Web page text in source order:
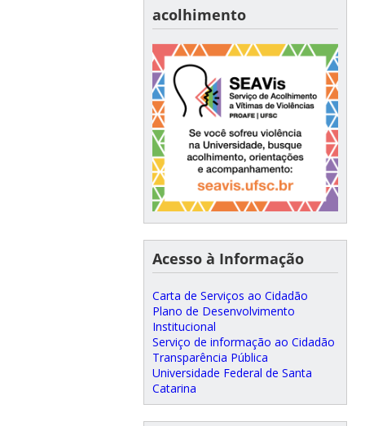
acolhimento
Acesso à Informação
Carta de Serviços ao Cidadão
Plano de Desenvolvimento
Institucional
Serviço de informação ao Cidadão
Transparência Pública
Universidade Federal de Santa
Catarina